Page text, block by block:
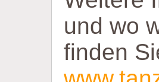
und wo
finden